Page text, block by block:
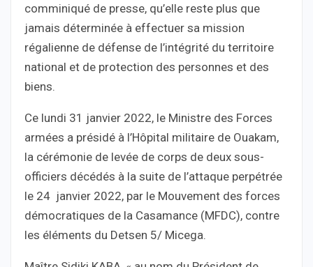
comminiqué de presse, qu’elle reste plus que
jamais déterminée à effectuer sa mission
régalienne de défense de l’intégrité du territoire
national et de protection des personnes et des
biens.
Ce lundi 31 janvier 2022, le Ministre des Forces
armées a présidé à l’Hôpital militaire de Ouakam,
la cérémonie de levée de corps de deux sous-
officiers décédés à la suite de l’attaque perpétrée
le 24 janvier 2022, par le Mouvement des forces
démocratiques de la Casamance (MFDC), contre
les éléments du Detsen 5/ Micega.